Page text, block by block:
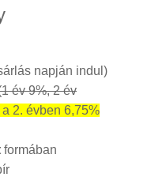
napján indul)
év 9%, 2 év
2. évben 6,75%
formában